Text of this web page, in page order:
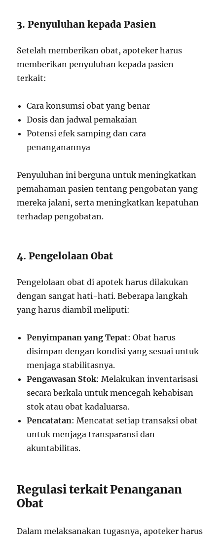
3. Penyuluhan kepada Pasien
Setelah memberikan obat, apoteker harus
memberikan penyuluhan kepada pasien
terkait:
Cara konsumsi obat yang benar
Dosis dan jadwal pemakaian
Potensi efek samping dan cara
penanganannya
Penyuluhan ini berguna untuk meningkatkan
pemahaman pasien tentang pengobatan yang
mereka jalani, serta meningkatkan kepatuhan
terhadap pengobatan.
4. Pengelolaan Obat
Pengelolaan obat di apotek harus dilakukan
dengan sangat hati-hati. Beberapa langkah
yang harus diambil meliputi:
Penyimpanan yang Tepat: Obat harus
disimpan dengan kondisi yang sesuai untuk
menjaga stabilitasnya.
Pengawasan Stok: Melakukan inventarisasi
secara berkala untuk mencegah kehabisan
stok atau obat kadaluarsa.
Pencatatan: Mencatat setiap transaksi obat
untuk menjaga transparansi dan
akuntabilitas.
Regulasi terkait Penanganan
Obat
Dalam melaksanakan tugasnya, apoteker harus